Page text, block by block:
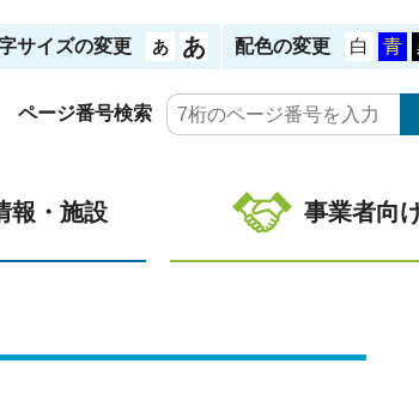
サイズの変更 配色の変更
ページ番号検索
報・施設 事業者向